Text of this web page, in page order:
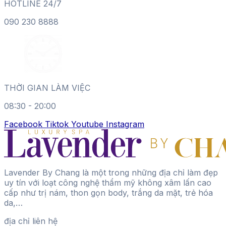
HOTLINE 24/7
090 230 8888
THỜI GIAN LÀM VIỆC
08:30 - 20:00
Facebook Tiktok Youtube Instagram
Lavender By Chang là một trong những địa chỉ làm đẹp
uy tín với loạt công nghệ thẩm mỹ không xâm lấn cao
cấp như trị nám, thon gọn body, trắng da mặt, trẻ hóa
da,…
địa chỉ liên hệ